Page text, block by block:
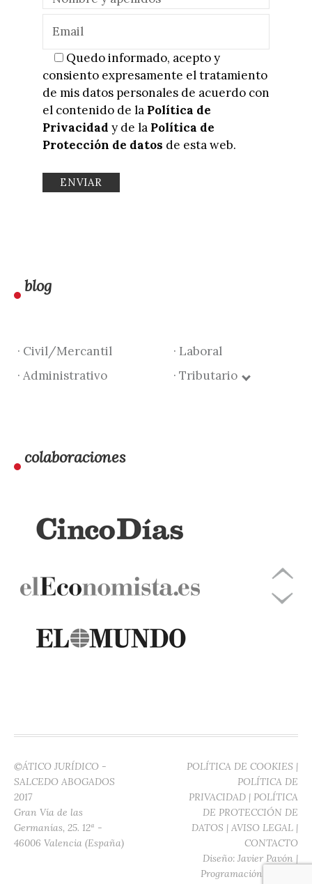
Quedo informado, acepto y
consiento expresamente el tratamiento
de mis datos personales de acuerdo con
el contenido de la Política de
Privacidad y de la Política de
Protección de datos de esta web.
blog
· Civil/Mercantil
· Laboral
· Administrativo
· Tributario
colaboraciones
©ÁTICO JURÍDICO -
SALCEDO ABOGADOS
2017
Gran Vía de las
Germanías, 25. 12ª -
46006 Valencia (España)
POLÍTICA DE COOKIES |
POLÍTICA DE
PRIVACIDAD | POLÍTICA
DE PROTECCIÓN DE
DATOS | AVISO LEGAL |
CONTACTO
Diseño: Javier Pavón |
Programación: